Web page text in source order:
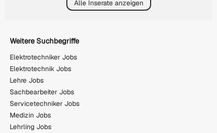
Alle Inserate anzeigen
Weitere Suchbegriffe
Elektrotechniker Jobs
Elektrotechnik Jobs
Lehre Jobs
Sachbearbeiter Jobs
Servicetechniker Jobs
Medizin Jobs
Lehrling Jobs